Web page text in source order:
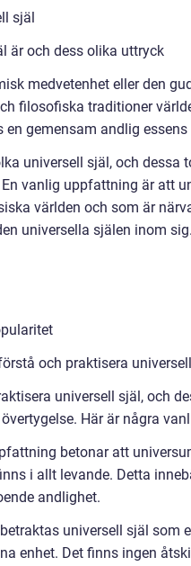
själ
är och dess olika uttryck
medvetenhet eller den
filosofiska traditioner
gemensam andlig
universell själ, och dessa
vanlig uppfattning är att
världen och som är
universella själen inom sig.
och praktisera
universell själ, och
Här är några
betonar att
i allt levande. Detta
andlighet.
universell själ som
enhet. Det finns ingen